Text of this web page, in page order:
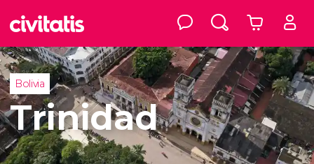
Bolivia
Trinidad